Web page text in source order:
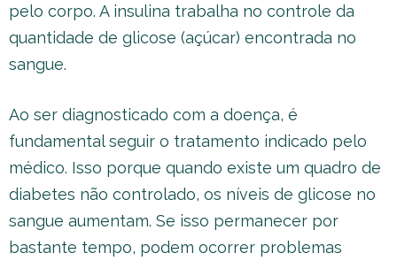
pelo corpo. A insulina trabalha no controle da
quantidade de glicose (açúcar) encontrada no
sangue.
Ao ser diagnosticado com a doença, é
fundamental seguir o tratamento indicado pelo
médico. Isso porque quando existe um quadro de
diabetes não controlado, os níveis de glicose no
sangue aumentam. Se isso permanecer por
bastante tempo, podem ocorrer problemas